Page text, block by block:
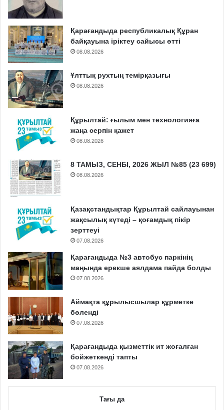
Қарағандыда республикалық Құран
байқауына іріктеу сайысы өтті
08.08.2026
Ұлттық рухтың темірқазығы
08.08.2026
Құрылтай: ғылым мен технологияға
жаңа серпін қажет
08.08.2026
8 ТАМЫЗ, СЕНБІ, 2026 ЖЫЛ №85 (23 699)
08.08.2026
Қазақстандықтар Құрылтай сайлауынан
жақсылық күтеді – қоғамдық пікір
зерттеуі
07.08.2026
Қарағандыда №3 автобус паркінің
маңында ерекше аялдама пайда болды
07.08.2026
Аймақта құрылысшылар құрметке
бөленді
07.08.2026
Қарағандыда қызметтік ит жоғалған
бойжеткенді тапты
07.08.2026
Тағы да